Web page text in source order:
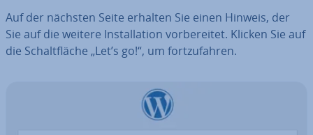
Auf der nächsten Seite erhalten Sie einen Hinweis, der
Sie auf die weitere In­stal­la­ti­on vor­be­rei­tet. Klicken Sie auf
die Schalt­flä­che „Let’s go!“, um fort­zu­fah­ren.